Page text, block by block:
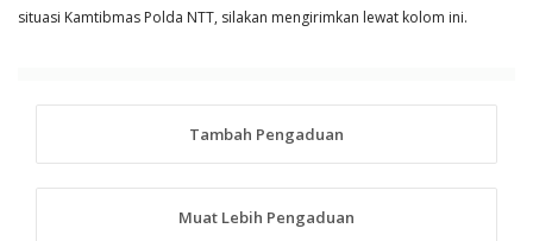
situasi Kamtibmas Polda NTT, silakan mengirimkan lewat kolom ini.
Tambah Pengaduan
Muat Lebih Pengaduan